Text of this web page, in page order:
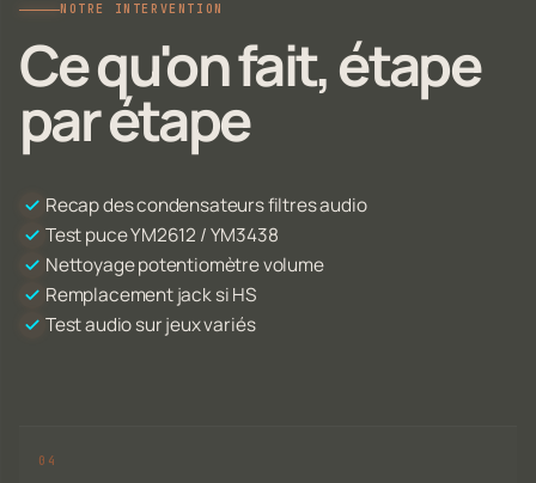
NOTRE INTERVENTION
Ce qu'on fait, étape
par étape
Recap des condensateurs filtres audio
Test puce YM2612 / YM3438
Nettoyage potentiomètre volume
Remplacement jack si HS
Test audio sur jeux variés